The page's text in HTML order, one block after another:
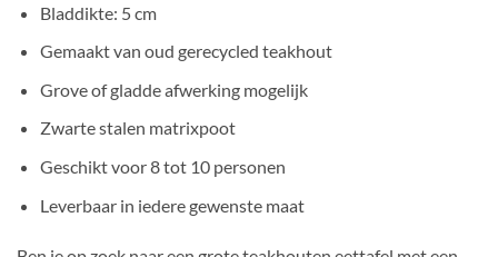
Bladdikte: 5 cm
Gemaakt van oud gerecycled teakhout
Grove of gladde afwerking mogelijk
Zwarte stalen matrixpoot
Geschikt voor 8 tot 10 personen
Leverbaar in iedere gewenste maat